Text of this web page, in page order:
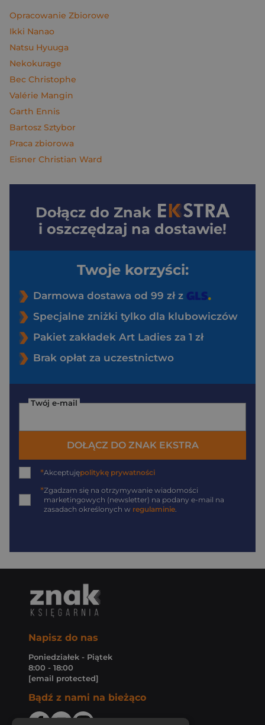
Opracowanie Zbiorowe
Ikki Nanao
Natsu Hyuuga
Nekokurage
Bec Christophe
Valérie Mangin
Garth Ennis
Bartosz Sztybor
Praca zbiorowa
Eisner Christian Ward
Dołącz do Znak
i oszczędzaj na dostawie!
Twoje korzyści:
Darmowa dostawa od 99 zł z
Specjalne zniżki tylko dla klubowiczów
Pakiet zakładek Art Ladies za 1 zł
Brak opłat za uczestnictwo
Twój e-mail
DOŁĄCZ DO ZNAK EKSTRA
*Akceptujępolitykę prywatności
*Zgadzam się na otrzymywanie wiadomości
marketingowych (newsletter) na podany e-mail na
zasadach określonych w regulaminie.
Napisz do nas
Poniedziałek - Piątek
8:00 - 18:00
[email protected]
Bądź z nami na bieżąco